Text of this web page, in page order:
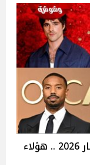
قبل الإعلان عن ترشيحات جوائز أوسكار 2026 .. هؤلاء